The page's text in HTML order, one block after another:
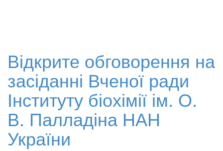
Відкрите обговорення на
засіданні Вченої ради
Інституту біохімії ім. О.
В. Палладіна НАН
України